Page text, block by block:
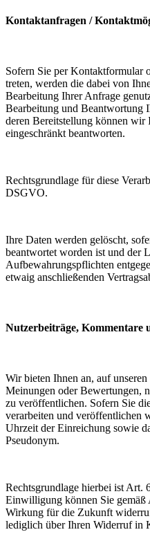
Kontaktanfragen /
Sofern Sie per Kontaktformular
treten, werden die dabei von
Bearbeitung Ihrer Anfrage
Bearbeitung und Beantwortung
deren Bereitstellung können
eingeschränkt beantworten.
Rechtsgrundlage für diese
DSGVO.
Ihre Daten werden gelöscht,
beantwortet worden ist und der
Aufbewahrungspflichten
etwaig anschließenden
Nutzerbeiträge, Kommentare
Wir bieten Ihnen an, auf
Meinungen oder Bewertungen,
zu veröffentlichen. Sofern Sie
verarbeiten und veröffentlichen
Uhrzeit der Einreichung sowie
Pseudonym.
Rechtsgrundlage hierbei ist
Einwilligung können Sie
Wirkung für die Zukunft
lediglich über Ihren Widerruf in